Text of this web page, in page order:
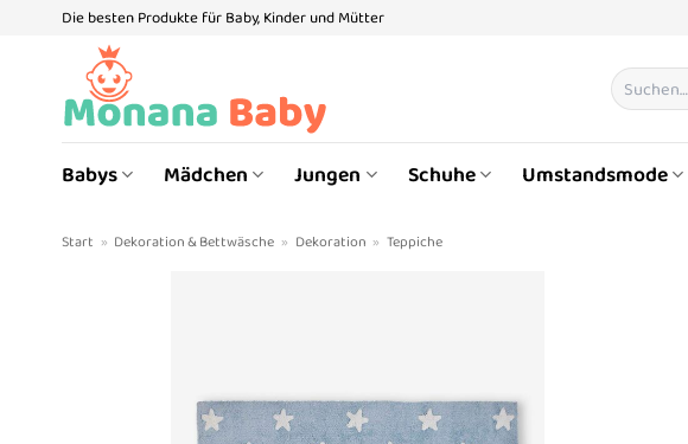
Die besten Produkte für Baby, Kinder und Mütter
Suchen
nach:
Babys Mädchen Jungen Schuhe Umstandsmode
Start » Dekoration & Bettwäsche » Dekoration » Teppiche